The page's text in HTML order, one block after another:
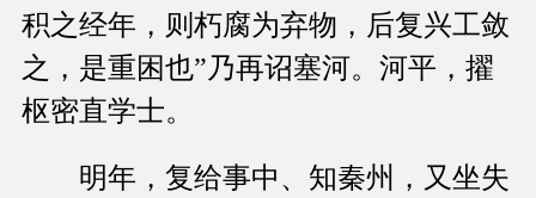
积之经年，则朽腐为弃物，后复兴工敛
之，是重困也”乃再诏塞河。河平，擢
枢密直学士。
明年，复给事中、知秦州，又坐失